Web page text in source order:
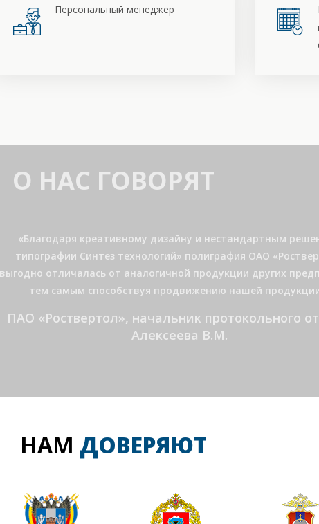
Персональный менеджер
О НАС ГОВОРЯТ
«Мы чрезвычайно благодарны коллективу ООО «Синтез
оперативность и профессионализм в работе, серьезное
поставленным задачам».
Правительство Ростовской области,
социально-хозяйственного отдела Ламсков
НАМ ДОВЕРЯЮТ